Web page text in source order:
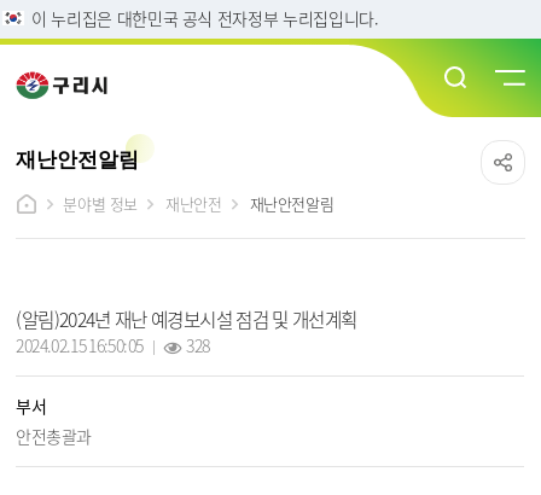
이 누리집은 대한민국 공식 전자정부 누리집입니다.
재난안전알림
분야별 정보
재난안전 재난안전알림
(알림)2024년 재난 예경보시설 점검 및 개선계획
2024.02.15 16:50:05 328
부서
안전총괄과